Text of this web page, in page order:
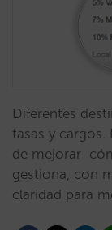
Diferentes
tasas y cargos.
de mejorar
gestiona, con
claridad para